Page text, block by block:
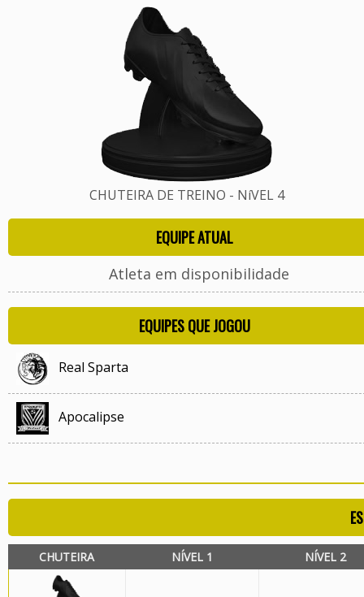
CHUTEIRA DE TREINO - NíVEL 4
EQUIPE ATUAL
Atleta em disponibilidade
EQUIPES QUE JOGOU
Real Sparta
Apocalipse
CHUTEIRA NÍVEL 1 NÍVEL 2